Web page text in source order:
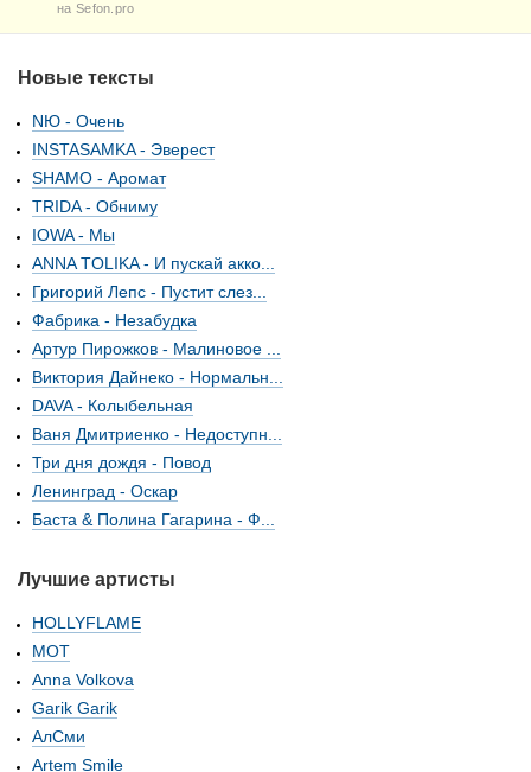
на Sefon.pro
Новые тексты
NЮ - Очень
INSTASAMKA - Эверест
SHAMO - Аромат
TRIDA - Обниму
IOWA - Мы
ANNA TOLIKA - И пускай акко...
Григорий Лепс - Пустит слез...
Фабрика - Незабудка
Артур Пирожков - Малиновое ...
Виктория Дайнеко - Нормальн...
DAVA - Колыбельная
Ваня Дмитриенко - Недоступн...
Три дня дождя - Повод
Ленинград - Оскар
Баста & Полина Гагарина - Ф...
Лучшие артисты
HOLLYFLAME
МОТ
Anna Volkova
Garik Garik
АлСми
Artem Smile